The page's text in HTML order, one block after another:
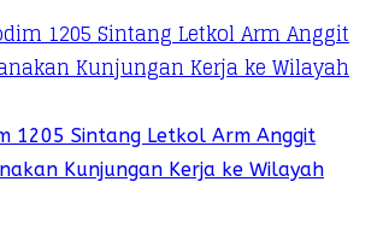
1205 Sintang Letkol Arm Anggit
Kunjungan Kerja ke Wilayah